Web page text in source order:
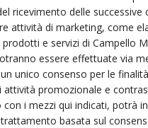
ricevimento delle
attività di marketing, come
e servizi di Campello
essere effettuate via
unico consenso per le
attività promozionale e
i mezzi qui indicati, potrà
basata sul